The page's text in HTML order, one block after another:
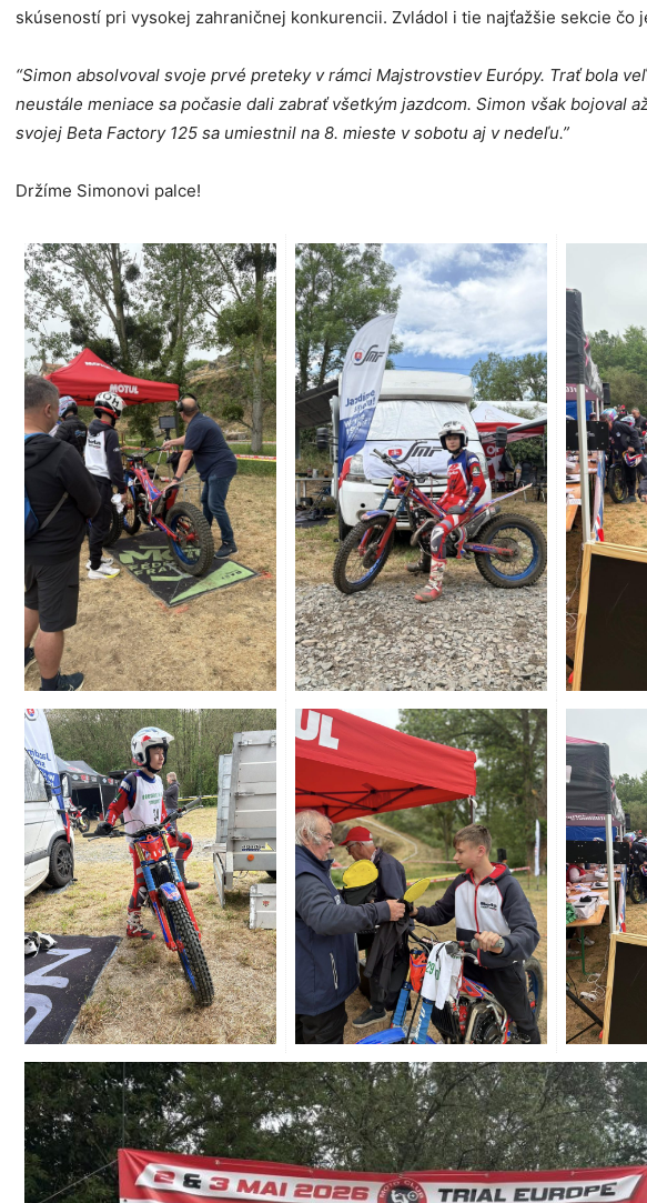
skúseností pri vysokej zahraničnej konkurencii. Zvládol i tie najťažšie sekcie čo
“Simon absolvoval svoje prvé preteky v rámci Majstrovstiev Európy. Trať bola
neustále meniace sa počasie dali zabrať všetkým jazdcom. Simon však bojoval
svojej Beta Factory 125 sa umiestnil na 8. mieste v sobotu aj v nedeľu.”
Držíme Simonovi palce!